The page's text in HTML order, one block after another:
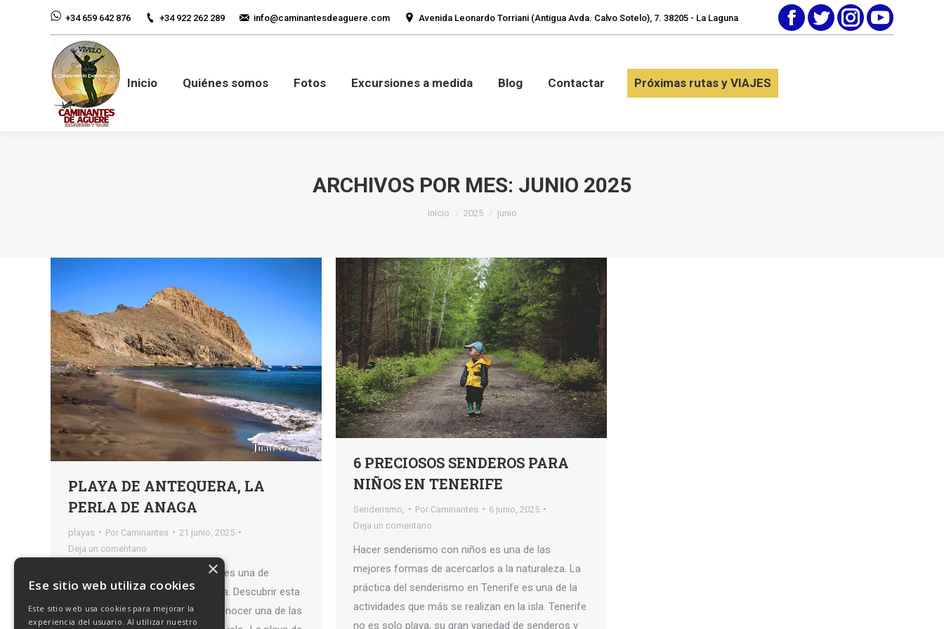
+34 659 642 876 +34 922 262 289 info@caminantesdeaguere.com Avenida Leonardo Torriani (Antigua Avda. Calvo Sotelo), 7. 38205 - La Laguna
FacebookTwitterInstagramYouTube
Inicio Quiénes somos Fotos Excursiones a medida Blog Contactar Próximas rutas y VIAJES
ARCHIVOS POR MES: JUNIO 2025
Estás aquí:
Inicio 2025 junio
PLAYA DE ANTEQUERA, LA
PERLA DE ANAGA
playas Por Caminantes
21 junio, 2025
Deja un comentario
La playa de Antequera, en Anaga, es una de
nuestras playas favoritas de la isla. Descubrir esta
la playa es tener el privilegio de conocer una de las
6 PRECIOSOS SENDEROS PARA
NIÑOS EN TENERIFE
Senderismo, Por Caminantes
6 junio, 2025
Deja un comentario
Hacer senderismo con niños es una de las
mejores formas de acercarlos a la naturaleza. La
práctica del senderismo en Tenerife es una de la
actividades que más se realizan en la isla. Tenerife
no es solo playa, su gran variedad de senderos y
Ese sitio web utiliza cookies
Este sitio web usa cookies para mejorar la
experiencia del usuario. Al utilizar nuestro
×